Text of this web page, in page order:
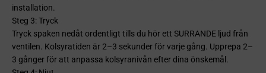
installation.
Steg 3: Tryck
Tryck spaken nedåt ordentligt tills du hör ett SURRANDE ljud från
ventilen. Kolsyratiden är 2–3 sekunder för varje gång. Upprepa 2–
3 gånger för att anpassa kolsyranivån efter dina önskemål.